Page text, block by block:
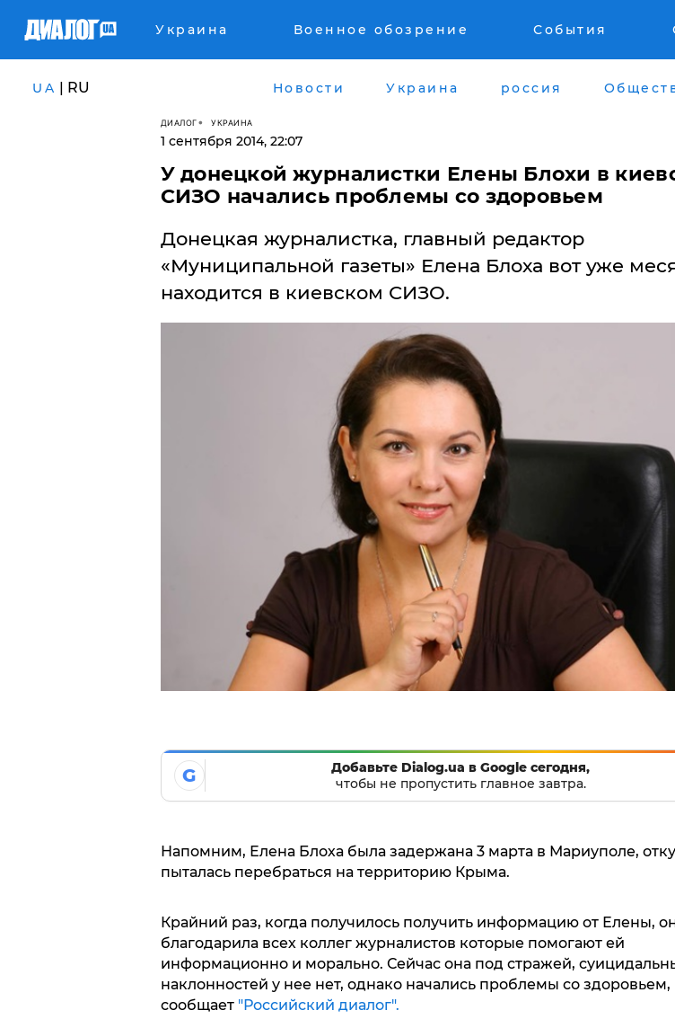
Украина Военное обозрение События
UA | RU Новости Украина россия
ДИАЛОГ УКРАИНА
1 сентября 2014, 22:07
У донецкой журналистки Елены Блохи в
СИЗО начались проблемы со здоровьем
Донецкая журналистка, главный редактор
«Муниципальной газеты» Елена Блоха вот уже
находится в киевском СИЗО.
G
Добавьте Dialog.ua в Google сегодня,
чтобы не пропустить главное завтра.
Напомним, Елена Блоха была задержана 3 марта в Мариуполе,
пыталась перебраться на территорию Крыма.
Крайний раз, когда получилось получить информацию от Елены,
благодарила всех коллег журналистов которые помогают ей
информационно и морально. Сейчас она под стражей,
наклонностей у нее нет, однако начались проблемы со здоровьем,
сообщает "Российский диалог".